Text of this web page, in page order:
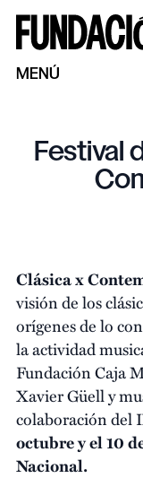
MENÚ
Festival
Clásica x
visión de los
orígenes de lo
la actividad
Fundación Caja
Xavier Güell y
colaboración del
octubre y el 10
Nacional.